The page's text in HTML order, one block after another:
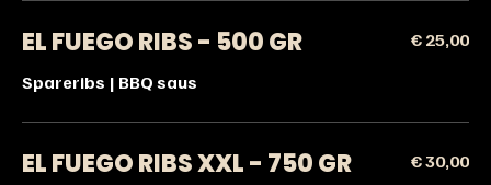
EL FUEGO RIBS - 500 GR
Spareribs | BBQ saus
€ 25,00
EL FUEGO RIBS XXL - 750 GR € 30,00